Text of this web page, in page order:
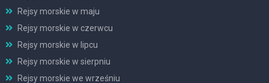
Rejsy morskie w maju
Rejsy morskie w czerwcu
Rejsy morskie w lipcu
Rejsy morskie w sierpniu
Rejsy morskie we wrześniu